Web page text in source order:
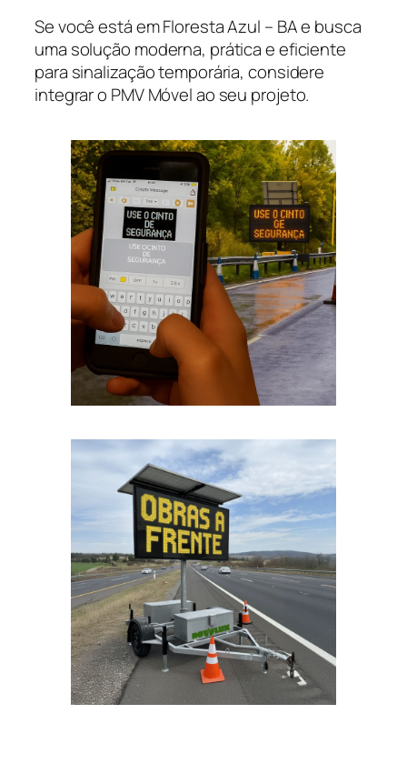
Se você está em Floresta Azul – BA e busca
uma solução moderna, prática e eficiente
para sinalização temporária, considere
integrar o PMV Móvel ao seu projeto.